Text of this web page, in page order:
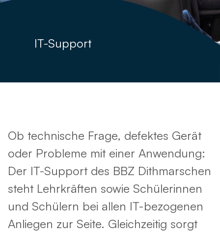
IT-Support
Ob technische Frage, defektes Gerät
oder Probleme mit einer Anwendung:
Der IT-Support des BBZ Dithmarschen
steht Lehrkräften sowie Schülerinnen
und Schülern bei allen IT-bezogenen
Anliegen zur Seite. Gleichzeitig sorgt